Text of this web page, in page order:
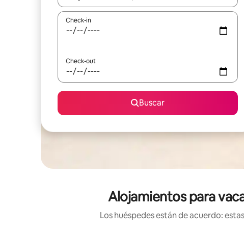
Check-in
Check-out
Buscar
Alojamientos para
Los huéspedes están de acuerdo: